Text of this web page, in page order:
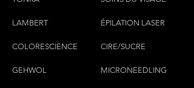
LAMBERT
COLORESCIENCE
GEHWOL
ÉPILATION LASER
CIRE/SUCRE
MICRONEEDLING